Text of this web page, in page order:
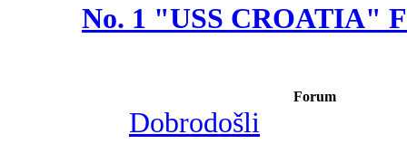
No. 1 "USS CROATIA"
Forum
Dobrodošli